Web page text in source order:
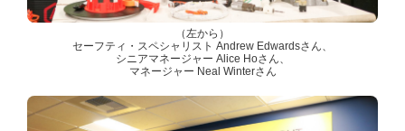
（左から）
セーフティ・スペシャリスト Andrew Edwardsさん、
シニアマネージャー Alice Hoさん、
マネージャー Neal Winterさん